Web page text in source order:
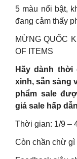
5 màu nổi bật,
đang cảm thấy
MỪNG QUỐC
OF ITEMS
Hãy dành thời
xinh, sẵn sàng
phẩm sale
giá sale hấp
Thời gian: 1/9 –
Còn chần chừ gì